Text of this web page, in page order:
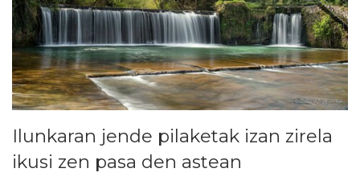
Ilunkaran jende pilaketak izan zirela
ikusi zen pasa den astean